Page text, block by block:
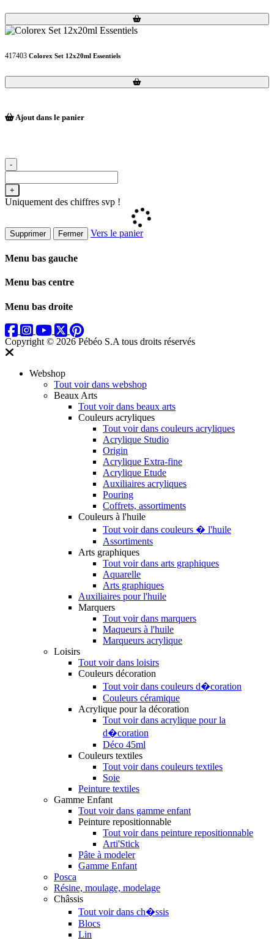
Loading...
Loading...
417403 Colorex Set 12x20ml Essentiels
Loading...
Loading...
Ajout dans le panier
-
+
Uniquement des chiffres svp !
Supprimer Fermer Vers le panier
Menu bas gauche
Menu bas centre
Menu bas droite
Copyright © 2026 Pébéo S.A tous droits réservés
Webshop
Tout voir dans webshop
Beaux Arts
Tout voir dans beaux arts
Couleurs acryliques
Tout voir dans couleurs acryliques
Acrylique Studio
Origin
Acrylique Extra-fine
Acrylique Etude
Auxiliaires acryliques
Pouring
Coffrets, assortiments
Couleurs à l'huile
Tout voir dans couleurs � l'huile
Assortiments
Arts graphiques
Tout voir dans arts graphiques
Aquarelle
Arts graphiques
Auxiliaires pour l'huile
Marquers
Tout voir dans marquers
Maqueurs à l'huile
Marqueurs acrylique
Loisirs
Tout voir dans loisirs
Couleurs décoration
Tout voir dans couleurs d�coration
Couleurs céramique
Acrylique pour la décoration
Tout voir dans acrylique pour la
d�coration
Déco 45ml
Couleurs textiles
Tout voir dans couleurs textiles
Soie
Peinture textiles
Gamme Enfant
Tout voir dans gamme enfant
Peinture repositionnable
Tout voir dans peinture repositionnable
Arti'Stick
Pâte à modeler
Gamme Enfant
Posca
Résine, moulage, modelage
Châssis
Tout voir dans ch�ssis
Blocs
Lin